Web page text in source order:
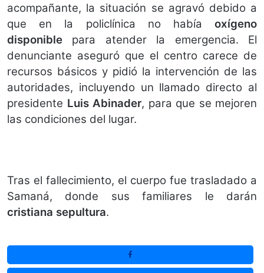
acompañante, la situación se agravó debido a
que en la policlínica no había oxígeno
disponible para atender la emergencia. El
denunciante aseguró que el centro carece de
recursos básicos y pidió la intervención de las
autoridades, incluyendo un llamado directo al
presidente Luis Abinader, para que se mejoren
las condiciones del lugar.
Tras el fallecimiento, el cuerpo fue trasladado a
Samaná, donde sus familiares le darán
cristiana sepultura.